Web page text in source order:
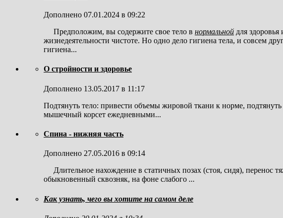
Дополнено 07.01.2024 в 09:22
Предположим, вы содержите свое тело в нормальной для здоровья
жизнедеятельности чистоте. Но одно дело гигиена тела, и совсем
гигиена...
О стройности и здоровье
Дополнено 13.05.2017 в 11:17
Подтянуть тело: привести объемы жировой ткани к норме, подтянуть
мышечный корсет ежедневными...
Спина - нижняя часть
Дополнено 27.05.2016 в 09:14
Длительное нахождение в статичных позах (стоя, сидя), перенос
обыкновенный сквозняк, на фоне слабого ...
Как узнать, чего вы хотите на самом деле